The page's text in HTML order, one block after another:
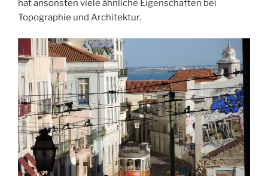
hat ansonsten viele ähnliche Eigenschaften bei
Topographie und Architektur.